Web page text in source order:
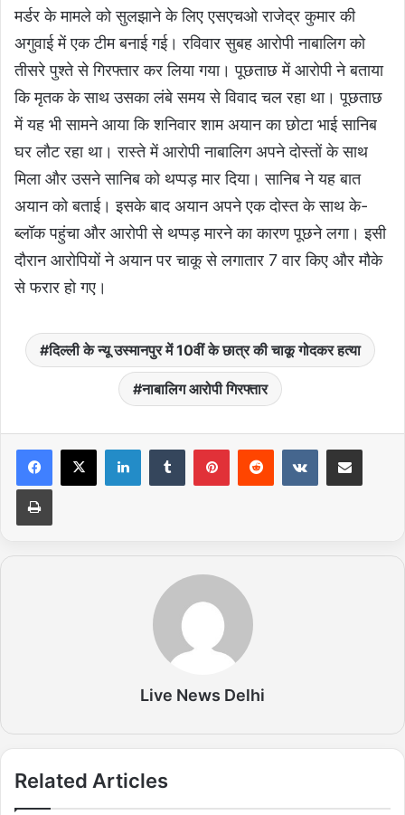
मर्डर के मामले को सुलझाने के लिए एसएचओ राजेद्र कुमार की
अगुवाई में एक टीम बनाई गई। रविवार सुबह आरोपी नाबालिग को
तीसरे पुश्ते से गिरफ्तार कर लिया गया। पूछताछ में आरोपी ने बताया
कि मृतक के साथ उसका लंबे समय से विवाद चल रहा था। पूछताछ
में यह भी सामने आया कि शनिवार शाम अयान का छोटा भाई सानिब
घर लौट रहा था। रास्ते में आरोपी नाबालिग अपने दोस्तों के साथ
मिला और उसने सानिब को थप्पड़ मार दिया। सानिब ने यह बात
अयान को बताई। इसके बाद अयान अपने एक दोस्त के साथ के-
ब्लॉक पहुंचा और आरोपी से थप्पड़ मारने का कारण पूछने लगा। इसी
दौरान आरोपियों ने अयान पर चाकू से लगातार 7 वार किए और मौके
से फरार हो गए।
दिल्ली के न्यू उस्मानपुर में 10वीं के छात्र की चाकू गोदकर हत्या
नाबालिग आरोपी गिरफ्तार
Live News Delhi
Related Articles